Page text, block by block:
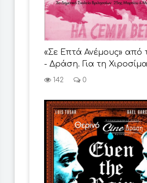
«Σε Επτά Ανέμους» από
- Δράση. Για τη Χιροσίμα
142 0